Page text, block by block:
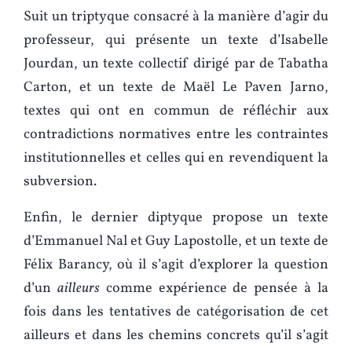
Suit un triptyque consacré à la manière d’agir du
professeur, qui présente un texte d’Isabelle
Jourdan, un texte collectif dirigé par de Tabatha
Carton, et un texte de Maël Le Paven Jarno,
textes qui ont en commun de réfléchir aux
contradictions normatives entre les contraintes
institutionnelles et celles qui en revendiquent la
subversion.
Enfin, le dernier diptyque propose un texte
d’Emmanuel Nal et Guy Lapostolle, et un texte de
Félix Barancy, où il s’agit d’explorer la question
d’un ailleurscomme expérience de pensée à la
fois dans les tentatives de catégorisation de cet
ailleurs et dans les chemins concrets qu’il s’agit